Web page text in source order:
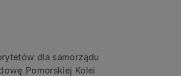
dla samorządu
Pomorskiej Kolei